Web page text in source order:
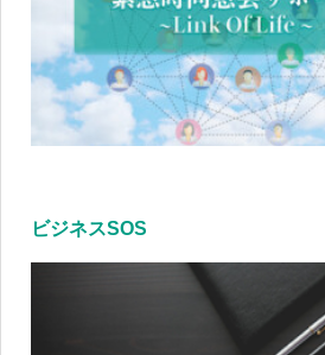
ビジネスSOS